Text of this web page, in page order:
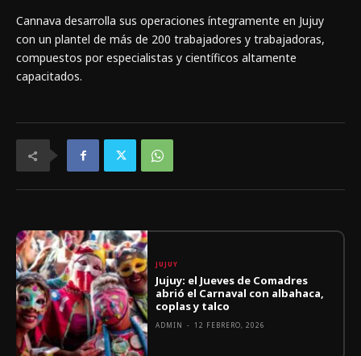
Cannava desarrolla sus operaciones íntegramente en Jujuy
con un plantel de más de 200 trabajadores y trabajadoras,
compuestos por especialistas y científicos altamente
capacitados.
JUJUY
Jujuy: el Jueves de Comadres
abrió el Carnaval con albahaca,
coplas y talco
ADMIN - 12 FEBRERO, 2026